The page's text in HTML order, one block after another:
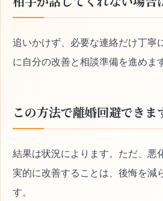
追いかけず、必要な連絡だけ丁寧
に自分の改善と相談準備を進めま
この方法で離婚回避できま
結果は状況によります。ただ、悪
実的に改善することは、後悔を減
す。